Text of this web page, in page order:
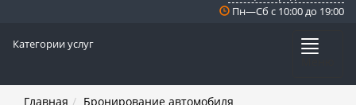
Пн—Сб с 10:00 до 19:00
Категории услуг
Главная Бронирование автомобиля